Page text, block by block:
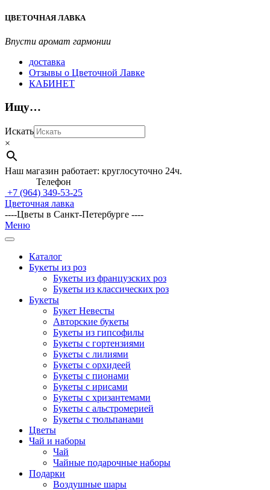
Перейти
содержимому
ЦВЕТОЧНАЯ ЛАВКА
Впусти аромат гармонии
доставка
Отзывы о Цветочной Лавке
КАБИНЕТ
Ищу…
Искать
×
Наш магазин работает: круглосуточно 24ч.
Телефон
+7 (964) 349-53-25
Цветочная лавка
----Цветы в Санкт-Петербурге ----
Главное
навигационное
Меню
Каталог
Букеты из роз
Букеты из французских роз
Букеты из классических роз
Букеты
Букет Невесты
Авторские букеты
Букеты из гипсофилы
Букеты с гортензиями
Букеты с лилиями
Букеты с орхидеей
Букеты с пионами
Букеты с ирисами
Букеты с хризантемами
Букеты с альстромерией
Букеты с тюльпанами
Цветы
Чай и наборы
Чай
Чайные подарочные наборы
Подарки
Воздушные шары